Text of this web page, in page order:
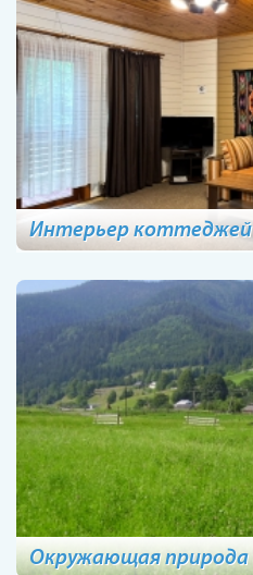
Интерьер коттеджей
Окружающая природа